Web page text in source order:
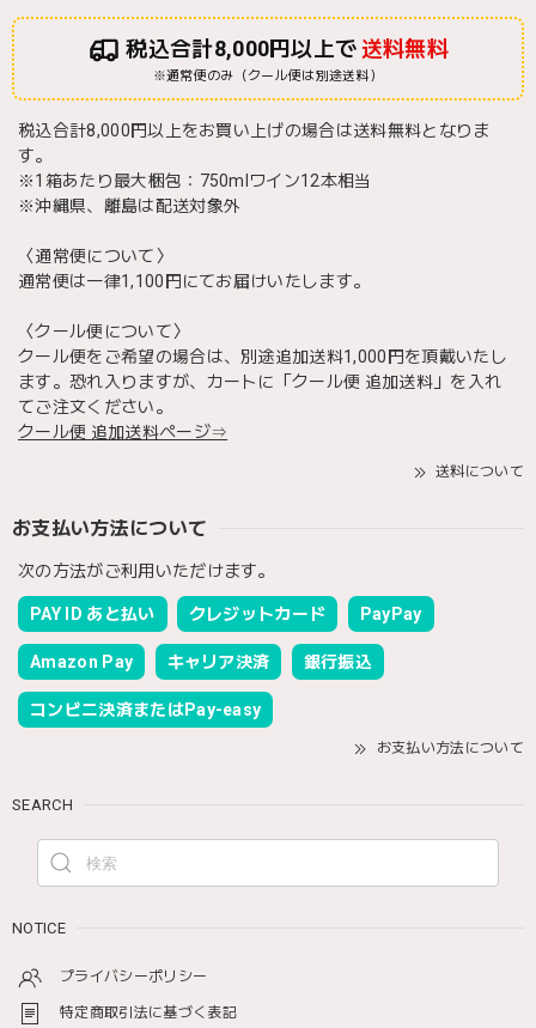
税込合計8,000円以上で送料無料
※通常便のみ（クール便は別途送料）
税込合計8,000円以上をお買い上げの場合は送料無料となりま
す。
※1箱あたり最大梱包：750mlワイン12本相当
※沖縄県、離島は配送対象外
〈通常便について〉
通常便は一律1,100円にてお届けいたします。
〈クール便について〉
クール便をご希望の場合は、別途追加送料1,000円を頂戴いたし
ます。恐れ入りますが、カートに「クール便 追加送料」を入れ
てご注文ください。
クール便 追加送料ページ⇒
送料について
お支払い方法について
次の方法がご利用いただけます。
PAY ID あと払い クレジットカード PayPay
Amazon Pay キャリア決済 銀行振込
コンビニ決済またはPay-easy
お支払い方法について
SEARCH
NOTICE
プライバシーポリシー
特定商取引法に基づく表記